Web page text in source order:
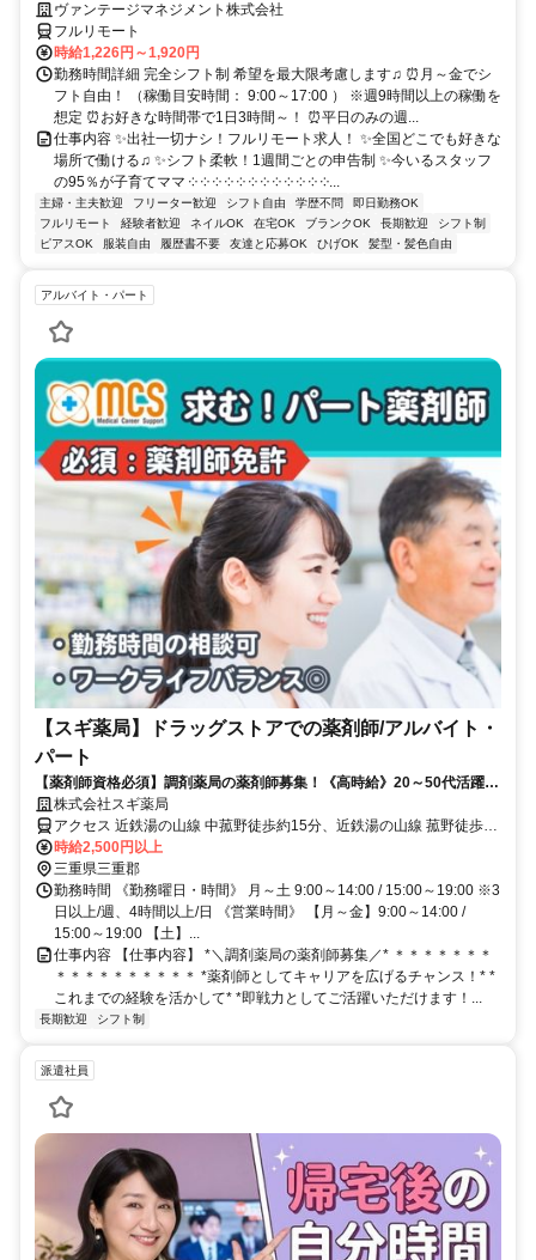
ヴァンテージマネジメント株式会社
フルリモート
時給1,226円～1,920円
勤務時間詳細 完全シフト制 希望を最大限考慮します♫ ⏰月～金でシ
フト自由！ （稼働目安時間： 9:00～17:00 ） ※週9時間以上の稼働を
想定 ⏰お好きな時間帯で1日3時間～！ ⏰平日のみの週...
仕事内容 ✨出社一切ナシ！フルリモート求人！ ✨全国どこでも好きな
場所で働ける♫ ✨シフト柔軟！1週間ごとの申告制 ✨今いるスタッフ
の95％が子育てママ ༶ ༶ ༶ ༶ ༶ ༶ ༶ ༶ ༶ ༶ ༶ ༶...
主婦・主夫歓迎 フリーター歓迎 シフト自由 学歴不問
即日勤務OK
フルリモート
経験者歓迎 ネイルOK 在宅OK ブランクOK 長期歓迎
シフト制
ピアスOK
服装自由 履歴書不要 友達と応募OK ひげOK 髪型・髪色自由
アルバイト・パート
【スギ薬局】ドラッグストアでの薬剤師/アルバイト・
パート
【薬剤師資格必須】調剤薬局の薬剤師募集！《高時給》20～50代活躍中
★ブランクOK〇
株式会社スギ薬局
アクセス 近鉄湯の山線 中菰野徒歩約15分、近鉄湯の山線 菰野徒歩約
25分、近鉄湯の山線 大羽根園徒歩約25分
時給2,500円以上
三重県三重郡
勤務時間 《勤務曜日・時間》 月～土 9:00～14:00 / 15:00～19:00 ※3
日以上/週、4時間以上/日 《営業時間》 【月～金】9:00～14:00 /
15:00～19:00 【土】...
仕事内容 【仕事内容】 *＼調剤薬局の薬剤師募集／* ＊＊＊＊＊＊＊
＊＊＊＊＊＊＊＊＊＊ *薬剤師としてキャリアを広げるチャンス！* *
これまでの経験を活かして* *即戦力としてご活躍いただけます！...
長期歓迎 シフト制
派遣社員